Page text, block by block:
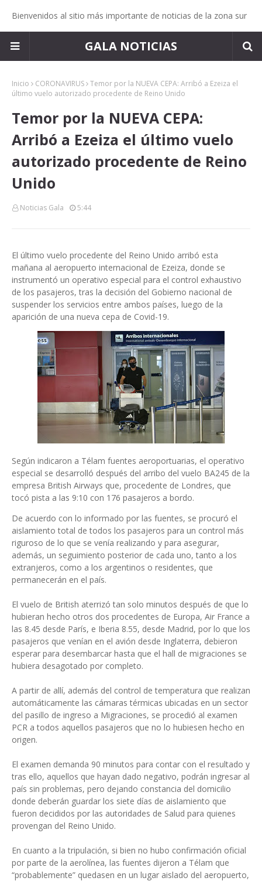
Bienvenidos al sitio más importante de noticias de la zona sur
GALA NOTICIAS
Inicio CORONAVIRUS Temor por la NUEVA CEPA: Arribó a Ezeiza el
último vuelo autorizado procedente de Reino Unido
Temor por la NUEVA CEPA:
Arribó a Ezeiza el último vuelo
autorizado procedente de Reino
Unido
Noticias Gala 5:44
El último vuelo procedente del Reino Unido arribó esta
mañana al aeropuerto internacional de Ezeiza, donde se
instrumentó un operativo especial para el control exhaustivo
de los pasajeros, tras la decisión del Gobierno nacional de
suspender los servicios entre ambos países, luego de la
aparición de una nueva cepa de Covid-19.
Según indicaron a Télam fuentes aeroportuarias, el operativo
especial se desarrolló después del arribo del vuelo BA245 de la
empresa British Airways que, procedente de Londres, que
tocó pista a las 9:10 con 176 pasajeros a bordo.
De acuerdo con lo informado por las fuentes, se procuró el
aislamiento total de todos los pasajeros para un control más
riguroso de lo que se venía realizando y para asegurar,
además, un seguimiento posterior de cada uno, tanto a los
extranjeros, como a los argentinos o residentes, que
permanecerán en el país.
El vuelo de British aterrizó tan solo minutos después de que lo
hubieran hecho otros dos procedentes de Europa, Air France a
las 8.45 desde París, e Iberia 8.55, desde Madrid, por lo que los
pasajeros que venían en el avión desde Inglaterra, debieron
esperar para desembarcar hasta que el hall de migraciones se
hubiera desagotado por completo.
A partir de allí, además del control de temperatura que realizan
automáticamente las cámaras térmicas ubicadas en un sector
del pasillo de ingreso a Migraciones, se procedió al examen
PCR a todos aquellos pasajeros que no lo hubiesen hecho en
origen.
El examen demanda 90 minutos para contar con el resultado y
tras ello, aquellos que hayan dado negativo, podrán ingresar al
país sin problemas, pero dejando constancia del domicilio
donde deberán guardar los siete días de aislamiento que
fueron decididos por las autoridades de Salud para quienes
provengan del Reino Unido.
En cuanto a la tripulación, si bien no hubo confirmación oficial
por parte de la aerolínea, las fuentes dijeron a Télam que
“probablemente” quedasen en un lugar aislado del aeropuerto,